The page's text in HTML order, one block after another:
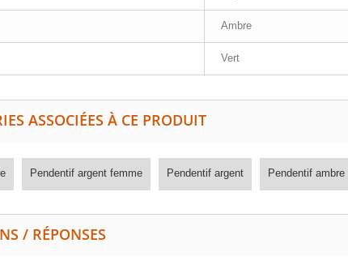
Ambre
Vert
ASSOCIÉES À CE PRODUIT
Pendentif argent femme Pendentif argent Pendentif
/ RÉPONSES